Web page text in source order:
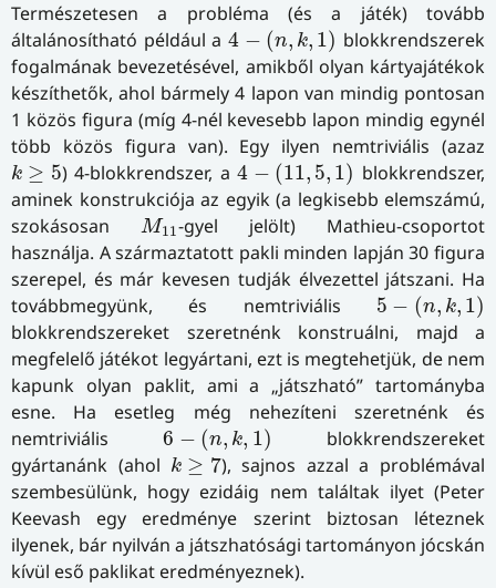
Természetesen a probléma (és a játék) tovább
általánosítható például a4 − (n, k, 1)
4−(n,k,1)
blokkrendszerek
fogalmának bevezetésével, amikből olyan kártyajátékok
készíthetők, ahol bármely 4 lapon van mindig pontosan
1 közös figura (míg 4-nél kevesebb lapon mindig egynél
több közös figura van). Egy ilyen nemtriviális (azaz
k ≥ 5
k≥5 ) 4-blokkrendszer, a4 − (11, 5, 1)
4−( 11,5,1 )
blokkrendszer,
aminek konstrukciója az egyik (a legkisebb elemszámú,
szokásosanM11
M11-gyel jelölt) Mathieu-csoportot
használja. A származtatott pakli minden lapján 30 figura
szerepel, és már kevesen tudják élvezettel játszani. Ha
továbbmegyünk, és nemtriviális 5 − (n, k, 1)
5−(n,k,1)
blokkrendszereket szeretnénk konstruálni, majd a
megfelelő játékot legyártani, ezt is megtehetjük, de nem
kapunk olyan paklit, ami a „játszható” tartományba
esne. Ha esetleg még nehezíteni szeretnénk és
nemtriviális6 − (n, k, 1)
6 n,k,1)
blokkrendszereket
gyártanánk (ahol
k ≥ 7
k ≥7
), sajnos azzal a problémával
szembesülünk, hogy ezidáig nem találtak ilyet (Peter
Keevash egy eredménye szerint biztosan léteznek
ilyenek, bár nyilván a játszhatósági tartományon jócskán
kívül eső paklikat eredményeznek).